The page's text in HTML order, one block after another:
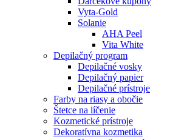
Vyta-Gold
Solanie
AHA Peel
Vita White
Depilačný program
Depilačné vosky
Depilačný papier
Depilačné prístroje
Farby na riasy a obočie
Štetce na líčenie
Kozmetické prístroje
Dekoratívna kozmetika